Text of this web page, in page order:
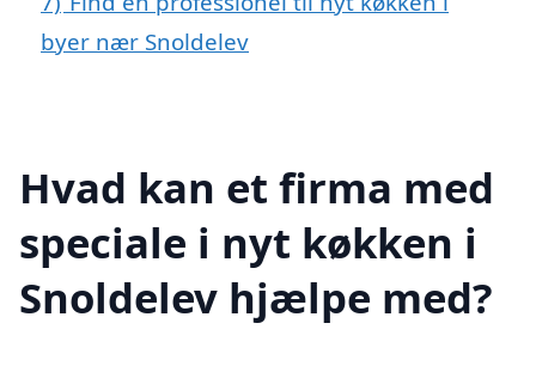
byer nær Snoldelev
Hvad kan et firma med
speciale i nyt køkken i
Snoldelev hjælpe med?